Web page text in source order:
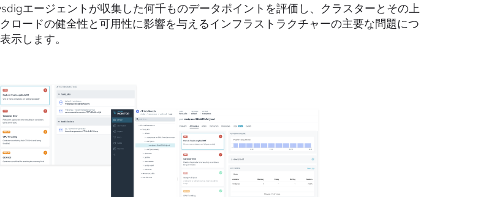
エージェントが収集した何千ものデータポイントを評価し、クラスターとその上
ロードの健全性と可用性に影響を与えるインフラストラクチャーの主要な問題につ
示します。